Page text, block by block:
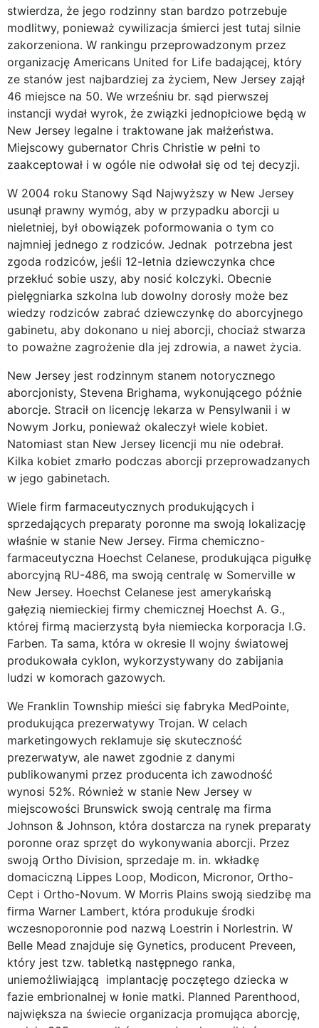
stwierdza, że jego rodzinny stan bardzo potrzebuje
modlitwy, ponieważ cywilizacja śmierci jest tutaj silnie
zakorzeniona. W rankingu przeprowadzonym przez
organizację Americans United for Life badającej, który
ze stanów jest najbardziej za życiem, New Jersey zajął
46 miejsce na 50. We wrześniu br. sąd pierwszej
instancji wydał wyrok, że związki jednopłciowe będą w
New Jersey legalne i traktowane jak małżeństwa.
Miejscowy gubernator Chris Christie w pełni to
zaakceptował i w ogóle nie odwołał się od tej decyzji.
W 2004 roku Stanowy Sąd Najwyższy w New Jersey
usunął prawny wymóg, aby w przypadku aborcji u
nieletniej, był obowiązek poformowania o tym co
najmniej jednego z rodziców. Jednak potrzebna jest
zgoda rodziców, jeśli 12-letnia dziewczynka chce
przekłuć sobie uszy, aby nosić kolczyki. Obecnie
pielęgniarka szkolna lub dowolny dorosły może bez
wiedzy rodziców zabrać dziewczynkę do aborcyjnego
gabinetu, aby dokonano u niej aborcji, chociaż stwarza
to poważne zagrożenie dla jej zdrowia, a nawet życia.
New Jersey jest rodzinnym stanem notorycznego
aborcjonisty, Stevena Brighama, wykonującego późnie
aborcje. Stracił on licencję lekarza w Pensylwanii i w
Nowym Jorku, ponieważ okaleczył wiele kobiet.
Natomiast stan New Jersey licencji mu nie odebrał.
Kilka kobiet zmarło podczas aborcji przeprowadzanych
w jego gabinetach.
Wiele firm farmaceutycznych produkujących i
sprzedających preparaty poronne ma swoją lokalizację
właśnie w stanie New Jersey. Firma chemiczno-
farmaceutyczna Hoechst Celanese, produkująca pigułkę
aborcyjną RU-486, ma swoją centralę w Somerville w
New Jersey. Hoechst Celanese jest amerykańską
gałęzią niemieckiej firmy chemicznej Hoechst A. G.,
której firmą macierzystą była niemiecka korporacja I.G.
Farben. Ta sama, która w okresie II wojny światowej
produkowała cyklon, wykorzystywany do zabijania
ludzi w komorach gazowych.
We Franklin Township mieści się fabryka MedPointe,
produkująca prezerwatywy Trojan. W celach
marketingowych reklamuje się skuteczność
prezerwatyw, ale nawet zgodnie z danymi
publikowanymi przez producenta ich zawodność
wynosi 52%. Również w stanie New Jersey w
miejscowości Brunswick swoją centralę ma firma
Johnson & Johnson, która dostarcza na rynek preparaty
poronne oraz sprzęt do wykonywania aborcji. Przez
swoją Ortho Division, sprzedaje m. in. wkładkę
domaciczną Lippes Loop, Modicon, Micronor, Ortho-
Cept i Ortho-Novum. W Morris Plains swoją siedzibę ma
firma Warner Lambert, która produkuje środki
wczesnoporonnie pod nazwą Loestrin i Norlestrin. W
Belle Mead znajduje się Gynetics, producent Preveen,
który jest tzw. tabletką następnego ranka,
uniemożliwiającą implantację poczętego dziecka w
fazie embrionalnej w łonie matki. Planned Parenthood,
największa na świecie organizacja promująca aborcję,